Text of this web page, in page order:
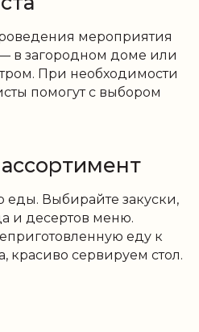
мероприятия
в загородном доме или
При необходимости
помогут с выбором
Выбирайте закуски,
и десертов меню.
еду к
красиво сервируем стол.